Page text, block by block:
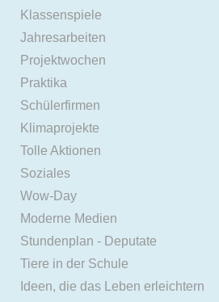
Klassenspiele
Jahresarbeiten
Projektwochen
Praktika
Schülerfirmen
Klimaprojekte
Tolle Aktionen
Soziales
Wow-Day
Moderne Medien
Stundenplan - Deputate
Tiere in der Schule
Ideen, die das Leben erleichtern